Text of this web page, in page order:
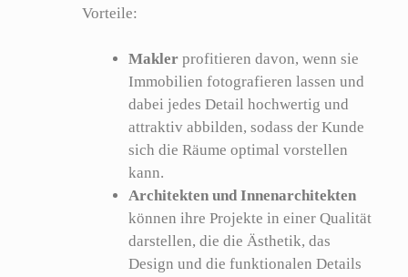
Vorteile:
Makler profitieren davon, wenn sie
Immobilien fotografieren lassen und
dabei jedes Detail hochwertig und
attraktiv abbilden, sodass der Kunde
sich die Räume optimal vorstellen
kann.
Architekten und Innenarchitekten
können ihre Projekte in einer Qualität
darstellen, die die Ästhetik, das
Design und die funktionalen Details